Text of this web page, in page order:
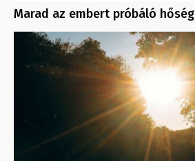
Marad az embert próbáló hőség